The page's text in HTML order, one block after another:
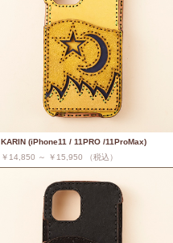
KARIN (iPhone11 / 11PRO /11ProMax)
￥14,850 ～ ￥15,950 （税込）